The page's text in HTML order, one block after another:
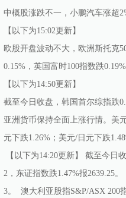
中概股涨跌不一，小鹏汽车涨超
【以下为15:02更新】
欧股开盘波动不大，欧洲斯托克
0.15%，英国富时100指数跌
【以下为14:50更新】
截至今日收盘，韩国首尔综指跌
亚洲货币保持全面上涨行情。美
元下跌1.26%；美元/日元下跌
【以下为14:20更新】 截至今日
2，东证指数跌1.47%报2639.25
3。 澳大利亚股指S&P/ASX 200